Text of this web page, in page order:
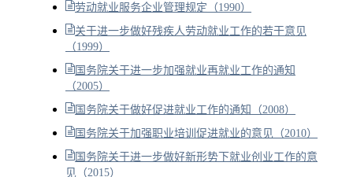
劳动就业服务企业管理规定（1990）
关于进一步做好残疾人劳动就业工作的若干意见
（1999）
国务院关于进一步加强就业再就业工作的通知
（2005）
国务院关于做好促进就业工作的通知（2008）
国务院关于加强职业培训促进就业的意见（2010）
国务院关于进一步做好新形势下就业创业工作的意
见（2015）